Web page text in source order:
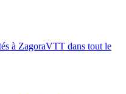
à ZagoraVTT dans tout le